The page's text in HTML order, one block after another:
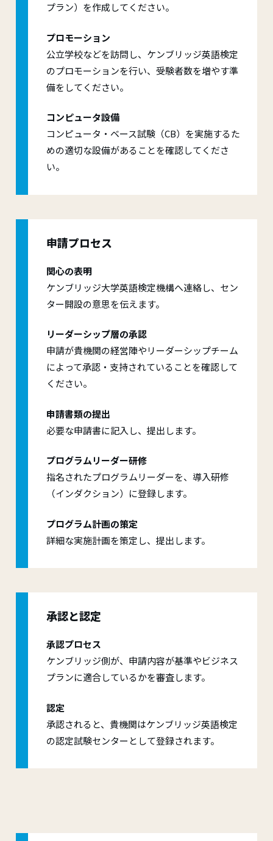
プラン）を作成してください。
プロモーション
公立学校などを訪問し、ケンブリッジ英語検定
のプロモーションを行い、受験者数を増やす準
備をしてください。
コンピュータ設備
コンピュータ・ベース試験（CB）を実施するた
めの適切な設備があることを確認してくださ
い。
申請プロセス
関心の表明
ケンブリッジ大学英語検定機構へ連絡し、セン
ター開設の意思を伝えます。
リーダーシップ層の承認
申請が貴機関の経営陣やリーダーシップチーム
によって承認・支持されていることを確認して
ください。
申請書類の提出
必要な申請書に記入し、提出します。
プログラムリーダー研修
指名されたプログラムリーダーを、導入研修
（インダクション）に登録します。
プログラム計画の策定
詳細な実施計画を策定し、提出します。
承認と認定
承認プロセス
ケンブリッジ側が、申請内容が基準やビジネス
プランに適合しているかを審査します。
認定
承認されると、貴機関はケンブリッジ英語検定
の認定試験センターとして登録されます。